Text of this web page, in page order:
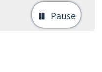
Pause